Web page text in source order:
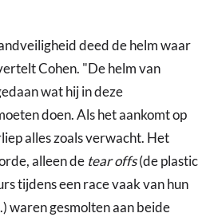
deed de helm waar
Cohen. "De helm van
wat hij in deze
doen. Als het aankomt op
alles zoals verwacht. Het
alleen de tear offs(de plastic
tijdens een race vaak van hun
waren gesmolten aan beide